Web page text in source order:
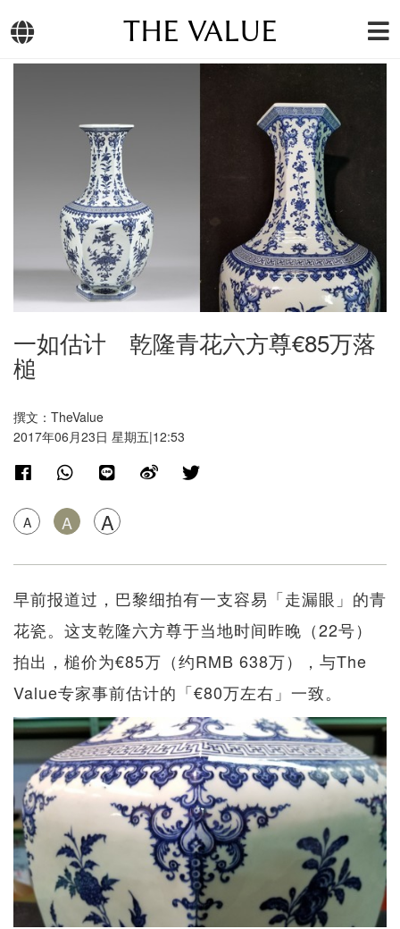
THE VALUE
一如估计 乾隆青花六方尊€85万落
槌
撰文：TheValue
2017年06月23日 星期五|12:53
A A A
早前报道过，巴黎细拍有一支容易「走漏眼」的青
花瓷。这支乾隆六方尊于当地时间昨晚（22号）
拍出，槌价为€85万（约RMB 638万），与The
Value专家事前估计的「€80万左右」一致。